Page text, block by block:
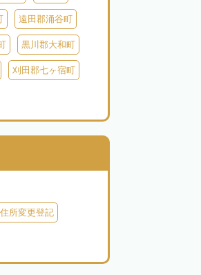
遠田郡涌谷町
黒川郡大和町
刈田郡七ヶ宿町
住所変更登記